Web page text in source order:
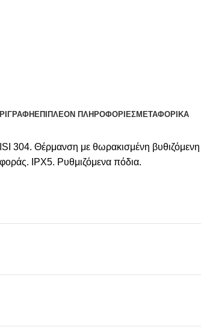
ΕΠΙΠΛΈΟΝ ΠΛΗΡΟΦΟΡΊΕΣΜΕΤΑΦΟΡΙΚΆ
304. Θέρμανση με θωρακισμένη
IPX5. Ρυθμιζόμενα πόδια.